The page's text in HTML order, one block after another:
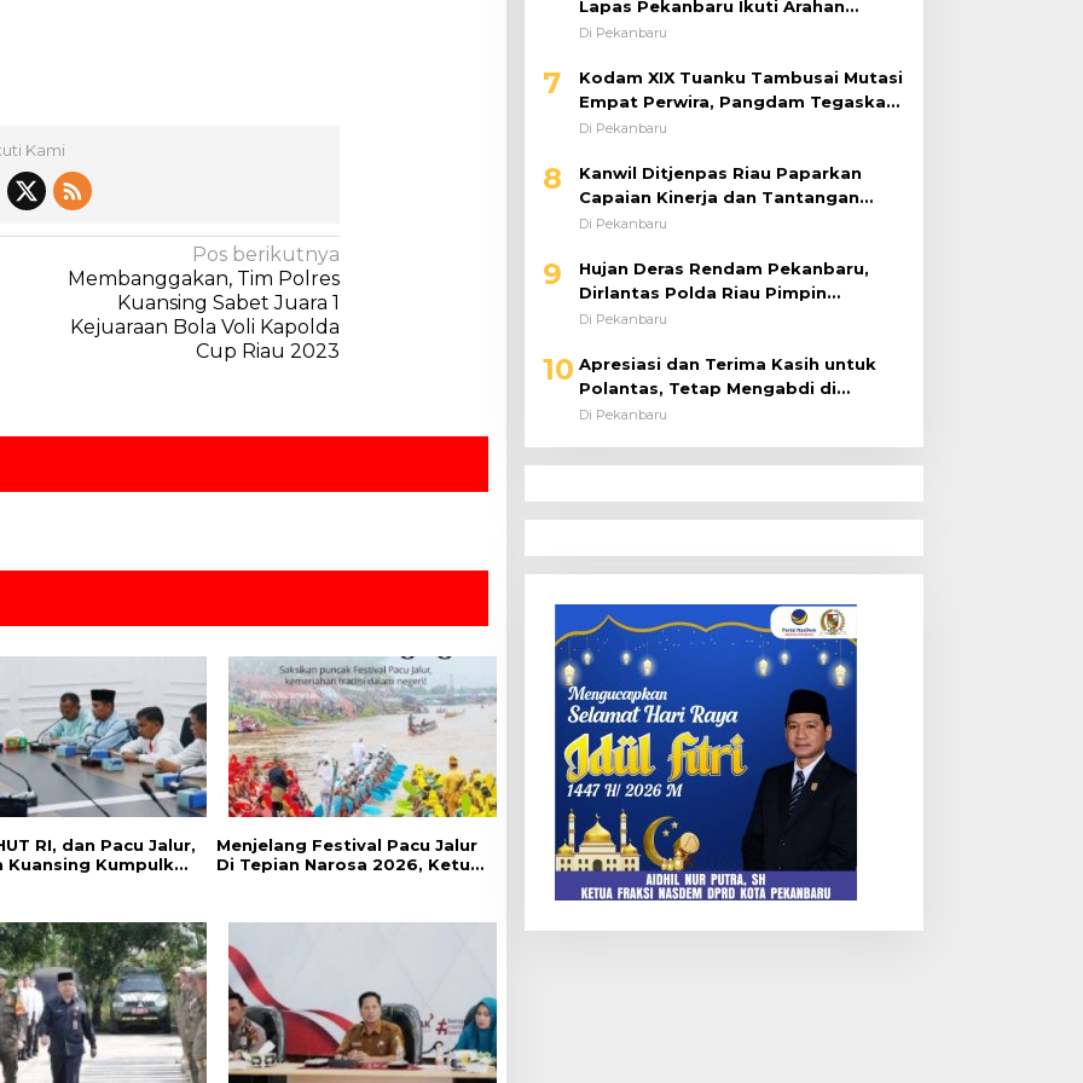
Kami
Pos berikutnya
Membanggakan, Tim Polres
Kuansing Sabet Juara 1
Kejuaraan Bola Voli Kapolda
Cup Riau 2023
RI, dan Pacu Jalur,
Kuansing Kumpulkan
Menjelang Festival Pacu Jalur
Di Tepian Narosa 2026, Ketua
Jalur Yang Mendaftar
Lapas Pekanbaru Ikuti Arahan
Dirjenpas Secara Virtual
Di Pekanbaru
7
Kodam XIX Tuanku Tambusai Mutasi
Empat Perwira, Pangdam Tegaskan
Regenerasi untuk Perkuat Kinerja
Di Pekanbaru
8
Kanwil Ditjenpas Riau Paparkan
Capaian Kinerja dan Tantangan
Pemasyarakatan dalam RDP
Di Pekanbaru
9
Hujan Deras Rendam Pekanbaru,
Dirlantas Polda Riau Pimpin
Langsung Urai Kemacetan dan
Di Pekanbaru
10 Apresiasi dan Terima Kasih untuk
Polantas, Tetap Mengabdi di
Tengah Guyuran Hujan
Di Pekanbaru